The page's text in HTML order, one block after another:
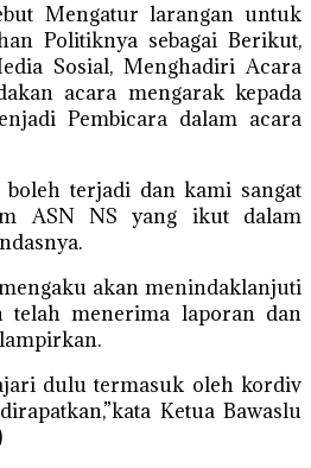
Mengatur larangan untuk
Politiknya sebagai Berikut,
Sosial, Menghadiri Acara
acara mengarak kepada
Pembicara dalam acara
boleh terjadi dan kami sangat
ASN NS yang ikut dalam
akan menindaklanjuti
telah menerima laporan dan
dulu termasuk oleh kordiv
Ketua Bawaslu